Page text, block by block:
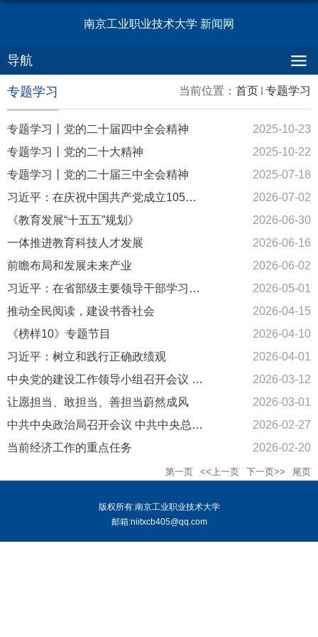
南京工业职业技术大学 新闻网
导航
当前位置： 首页 专题学习
专题学习
专题学习丨党的二十届四中全会精神
2025-10-23
专题学习丨党的二十大精神
2025-10-22
专题学习丨党的二十届三中全会精神
2025-07-18
习近平：在庆祝中国共产党成立105周年大会上的讲话
2026-07-02
《教育发展“十五五”规划》
2026-06-30
一体推进教育科技人才发展
2026-06-16
前瞻布局和发展未来产业
2026-06-02
习近平：在省部级主要领导干部学习贯彻党的二十届四中全会精神专...
2026-05-01
推动全民阅读，建设书香社会
2026-04-15
《榜样10》专题节目
2026-04-10
习近平：树立和践行正确政绩观
2026-04-01
中央党的建设工作领导小组召开会议 研究部署树立和践行正确政绩...
2026-03-12
让愿担当、敢担当、善担当蔚然成风
2026-03-01
中共中央政治局召开会议 中共中央总书记习近平主持会议
2026-02-27
当前经济工作的重点任务
2026-02-20
第一页 <<上一页 下一页>> 尾页
版权所有:南京工业职业技术大学
邮箱:niitxcb405@qq.com